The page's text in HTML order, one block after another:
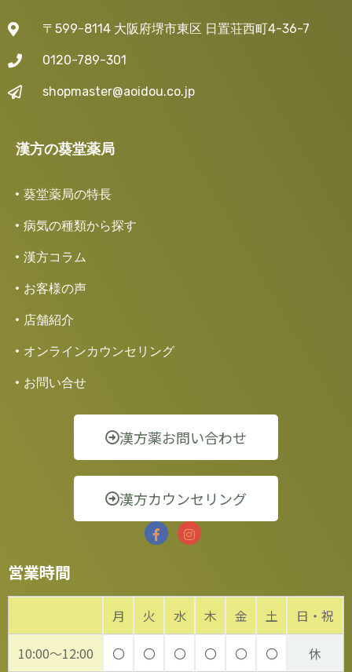
〒599-8114 大阪府堺市東区 日置荘西町4-36-7
0120-789-301
shopmaster@aoidou.co.jp
漢方の葵堂薬局
葵堂薬局の特長
病気の種類から探す
漢方コラム
お客様の声
店舗紹介
オンラインカウンセリング
お問い合せ
漢方薬お問い合わせ
漢方カウンセリング
営業時間
月 火 水 木 金 土
日・祝
10:00～12:00
〇 〇 〇 〇 〇 〇 休